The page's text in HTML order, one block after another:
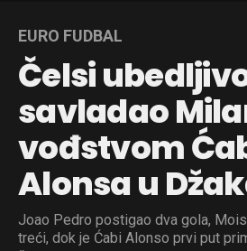
EURO FUDBAL
Čelsi
savladao
vođstvom
Alonsa u
Joao Pedro postigao dva gola,
treći, dok je Ćabi Alonso prvi put